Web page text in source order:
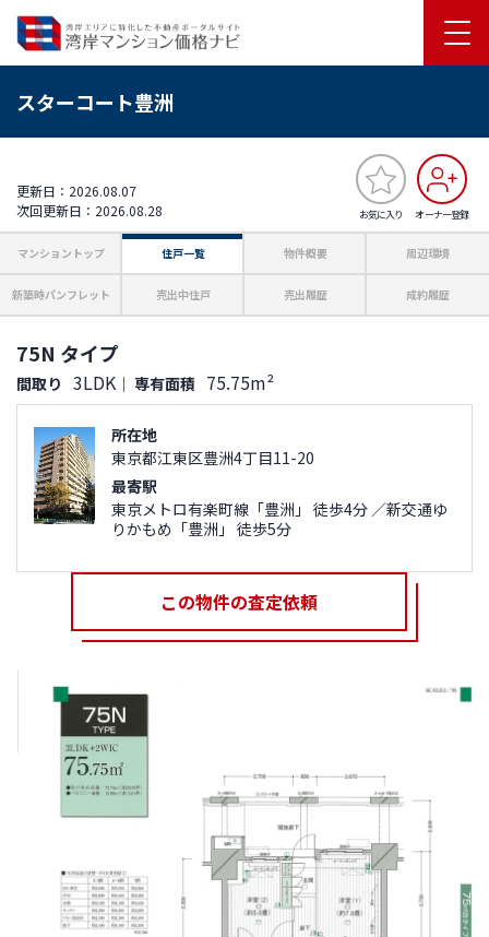
スターコート豊洲
お気に入り オーナー登録
更新日：2026.08.07
次回更新日：2026.08.28
マンショントップ 住戸一覧 物件概要 周辺環境
新築時パンフレット 売出中住戸 売出履歴 成約履歴
75N タイプ
間取り 3LDK ｜ 専有面積 75.75m²
所在地
東京都江東区豊洲4丁目11-20
最寄駅
東京メトロ有楽町線「豊洲」 徒歩4分 ／新交通ゆ
りかもめ「豊洲」 徒歩5分
この物件の査定依頼